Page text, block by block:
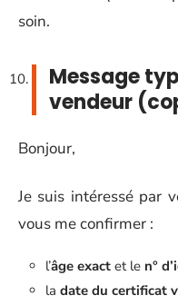
soin.
Message
vendeur
Bonjour,
Je suis intéressé par
vous me confirmer :
l’âge exact et le n°
la date du certificat